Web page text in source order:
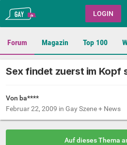
Gay.de LOGIN
Forum Magazin Top 100
Sex findet zuerst im Kopf
Von ba****
Februar 22, 2009 in Gay Szene + News
Auf dieses Thema